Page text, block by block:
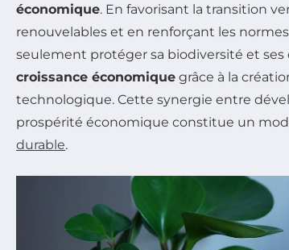
économique. En favorisant la transition
renouvelables et en renforçant les
seulement protéger sa biodiversité et ses
croissance économique grâce à la
technologique. Cette synergie entre
prospérité économique constitue un
durable.